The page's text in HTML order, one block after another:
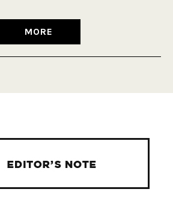
MORE